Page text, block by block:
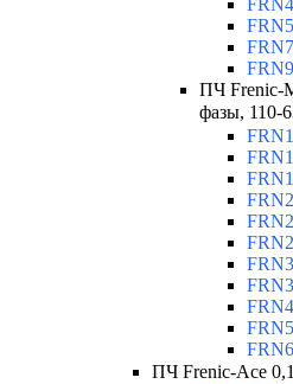
ПЧ Frenic-
фазы, 110-
ПЧ Frenic-Ace